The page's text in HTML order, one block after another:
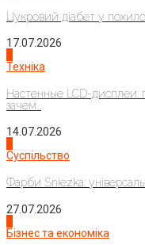
Цукровий діабет у
17.07.2026
Техніка
Настенные LCD-дисплеи:
зачем...
14.07.2026
Суспільство
Фарби Sniezka:
27.07.2026
Бізнес та економіка